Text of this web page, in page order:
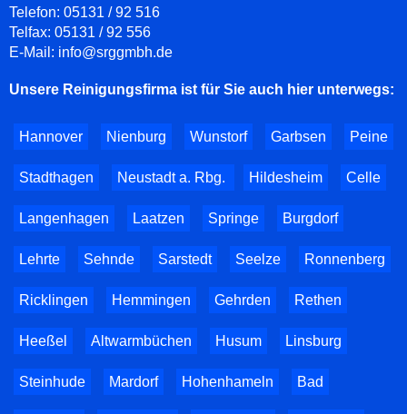
Telefon: 05131 / 92 516
Telfax: 05131 / 92 556
E-Mail: info@srggmbh.de
Unsere Reinigungsfirma ist für Sie auch hier unterwegs:
Hannover Nienburg Wunstorf Garbsen Peine
Stadthagen Neustadt a. Rbg. Hildesheim Celle
Langenhagen Laatzen Springe Burgdorf
Lehrte Sehnde Sarstedt Seelze Ronnenberg
Ricklingen Hemmingen Gehrden Rethen
Heeßel Altwarmbüchen Husum Linsburg
Steinhude Mardorf Hohenhameln Bad